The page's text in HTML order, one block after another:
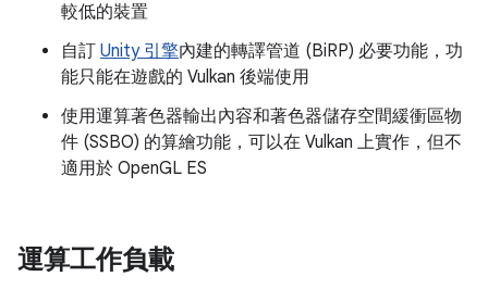
較低的裝置
自訂 Unity 引擎內建的轉譯管道 (BiRP) 必要功能，功
能只能在遊戲的 Vulkan 後端使用
使用運算著色器輸出內容和著色器儲存空間緩衝區物
件 (SSBO) 的算繪功能，可以在 Vulkan 上實作，但不
適用於 OpenGL ES
運算工作負載